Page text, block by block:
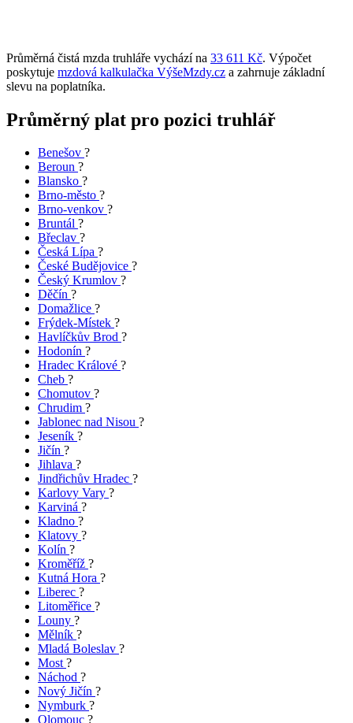
Průměrná čistá mzda truhláře vychází na 33 611 Kč. Výpočet
poskytuje mzdová kalkulačka VýšeMzdy.cz a zahrnuje základní
slevu na poplatníka.
Průměrný plat pro pozici truhlář
Benešov ?
Beroun ?
Blansko ?
Brno-město ?
Brno-venkov ?
Bruntál ?
Břeclav ?
Česká Lípa ?
České Budějovice ?
Český Krumlov ?
Děčín ?
Domažlice ?
Frýdek-Místek ?
Havlíčkův Brod ?
Hodonín ?
Hradec Králové ?
Cheb ?
Chomutov ?
Chrudim ?
Jablonec nad Nisou ?
Jeseník ?
Jičín ?
Jihlava ?
Jindřichův Hradec ?
Karlovy Vary ?
Karviná ?
Kladno ?
Klatovy ?
Kolín ?
Kroměříž ?
Kutná Hora ?
Liberec ?
Litoměřice ?
Louny ?
Mělník ?
Mladá Boleslav ?
Most?
Náchod ?
Nový Jičín ?
Nymburk ?
Olomouc ?